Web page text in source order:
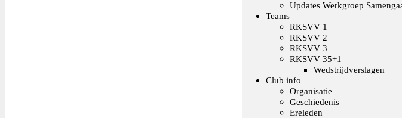
Updates Werkgroep
Teams
RKSVV 1
RKSVV 2
RKSVV 3
RKSVV 35+1
Wedstrijdverslagen
Club info
Organisatie
Geschiedenis
Ereleden